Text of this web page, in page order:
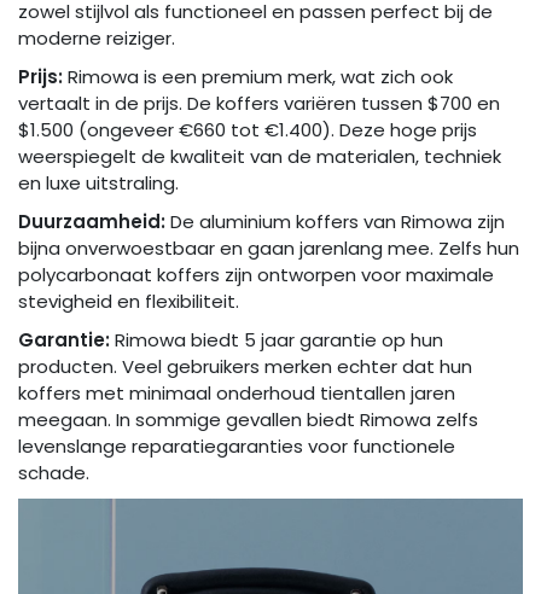
zowel stijlvol als functioneel en passen perfect bij de
moderne reiziger.
Prijs:Rimowa is een premium merk, wat zich ook
vertaalt in de prijs. De koffers variëren tussen $700 en
$1.500 (ongeveer €660 tot €1.400). Deze hoge prijs
weerspiegelt de kwaliteit van de materialen, techniek
en luxe uitstraling.
Duurzaamheid:De aluminium koffers van Rimowa zijn
bijna onverwoestbaar en gaan jarenlang mee. Zelfs hun
polycarbonaat koffers zijn ontworpen voor maximale
stevigheid en flexibiliteit.
Garantie:Rimowa biedt 5 jaar garantie op hun
producten. Veel gebruikers merken echter dat hun
koffers met minimaal onderhoud tientallen jaren
meegaan. In sommige gevallen biedt Rimowa zelfs
levenslange reparatiegaranties voor functionele
schade.